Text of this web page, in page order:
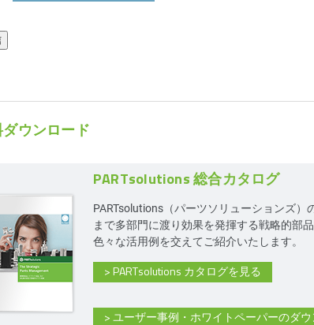
ウンロード
PARTsolutions 総合カタログ
PARTsolutions（パーツソリューションズ
まで多部門に渡り効果を発揮する戦略的部
色々な活用例を交えてご紹介いたします。
> PARTsolutions カタログを見る
> ユーザー事例・ホワイトペーパーのダ